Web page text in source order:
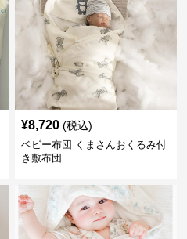
¥8,720 (税込)
ベビー布団 くまさんおくるみ付
き敷布団